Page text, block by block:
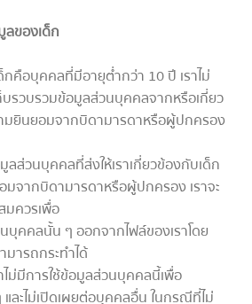
ของเด็ก
กคือบุคคลที่มีอายุต่ำกว่า 10 ปี เราไม่
บรวบรวมข้อมูลส่วนบุคคลจากหรือเกี่ยว
ามยินยอมจากบิดามารดาหรือผู้ปกครอง
ลส่วนบุคคลที่ส่งให้เราเกี่ยวข้องกับเด็ก
มจากบิดามารดาหรือผู้ปกครอง เราจะ
มควรเพื่อ
คลนั้น ๆ ออกจากไฟล์ของเราโดย
มารถกระทำได้
มีการใช้ข้อมูลส่วนบุคคลนี้เพื่อ
ละไม่เปิดเผยต่อบุคคลอื่น ในกรณีที่ไม่